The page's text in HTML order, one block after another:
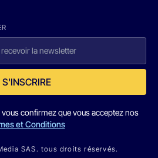
S'INSCRIRE
confirmez que vous acceptez nos
et Conditions
SAS. tous droits réservés.